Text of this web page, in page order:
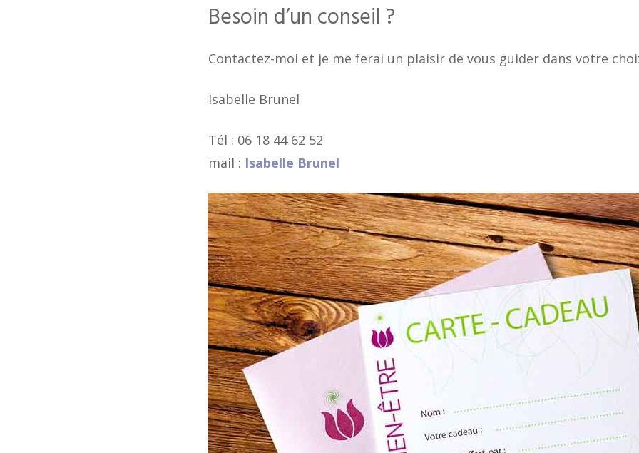
Besoin d’un conseil ?
Contactez-moi et je me ferai un plaisir de vous guider dans votre
Isabelle Brunel
Tél : 06 18 44 62 52
mail : Isabelle Brunel